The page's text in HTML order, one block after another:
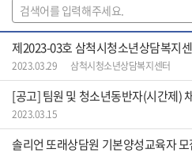
제2023-03호 삼척시청소년상담복지
2023.03.29 삼척시청소년상담복지센터
[공고] 팀원 및 청소년동반자(시간제)
2023.03.15
솔리언 또래상담원 기본양성교육자 모